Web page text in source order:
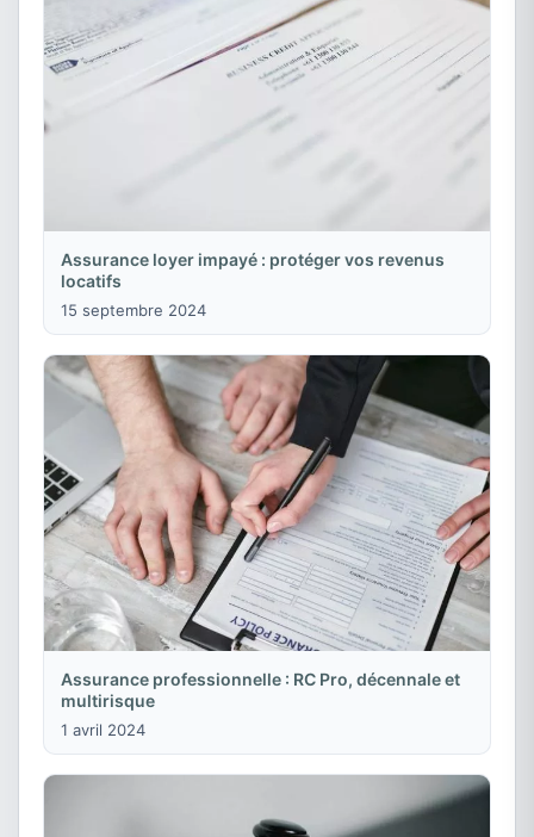
Assurance loyer impayé : protéger vos revenus
locatifs
15 septembre 2024
Assurance professionnelle : RC Pro, décennale et
multirisque
1 avril 2024